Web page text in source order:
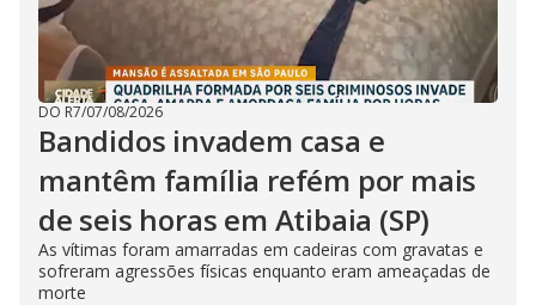
DO R7/07/08/2026
Bandidos invadem casa e
mantêm família refém por mais
de seis horas em Atibaia (SP)
As vítimas foram amarradas em cadeiras com gravatas e
sofreram agressões físicas enquanto eram ameaçadas de
morte